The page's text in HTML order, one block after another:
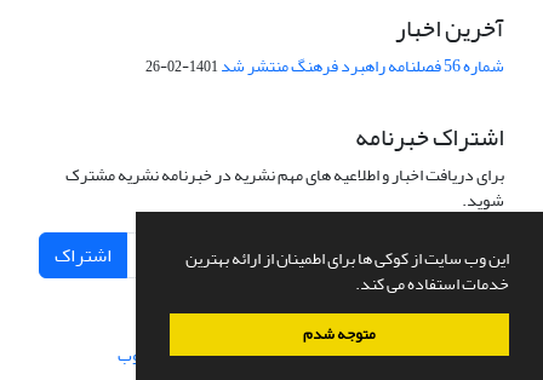
این وب سایت از کوکی ها برای اطمینان از ارائه بهترین
خدمات استفاده می کند.
متوجه شدم
آخرین اخبار
شماره 56 فصلنامه راهبرد فرهنگ منتشر شد 1401-02-26
اشتراک خبرنامه
برای دریافت اخبار و اطلاعیه های مهم نشریه در خبرنامه نشریه مشترک
شوید.
اشتراک
سامانه مدیریت نشریات علمی.طراحی و پیاده سازی از سیناوب